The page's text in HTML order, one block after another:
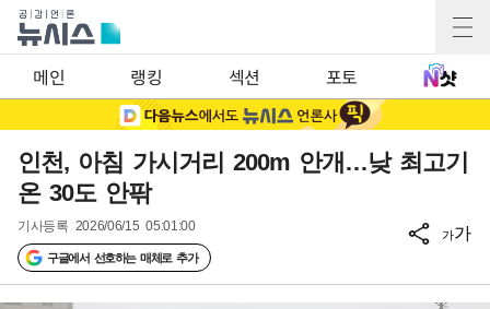
메인 랭킹 섹션 포토
인천, 아침 가시거리 200m 안개…낮 최고기
온 30도 안팎
기사등록 2026/06/15 05:01:00
구글에서 선호하는 매체로 추가
가가